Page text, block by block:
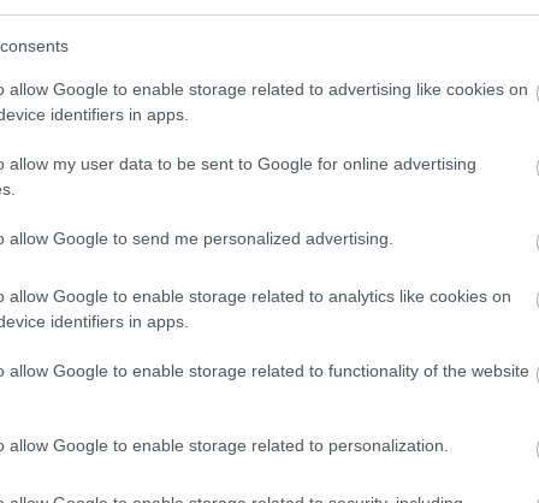
allow Google to enable storage related to advertising like cookies on
identifiers in apps.
allow my user data to be sent to Google for online advertising
allow Google to send me personalized advertising.
allow Google to enable storage related to analytics like cookies on
identifiers in apps.
allow Google to enable storage related to functionality of the website
allow Google to enable storage related to personalization.
meg itthon?
a Délmagyarország-ban megjelentcikkbenazt írják,
közösségi médiában, diák-beszélgetésekben. Ez arra
létezik: a „6-7” kifejezés tehát már magyar
szolgál:
egy ritmus, egy zene­részlet percek alatt válhat
(pl. TikTok).
kifejezései mert internet-elszívódásban élnek, apró
válhatnak.
a trendek valódi hatással vannak a